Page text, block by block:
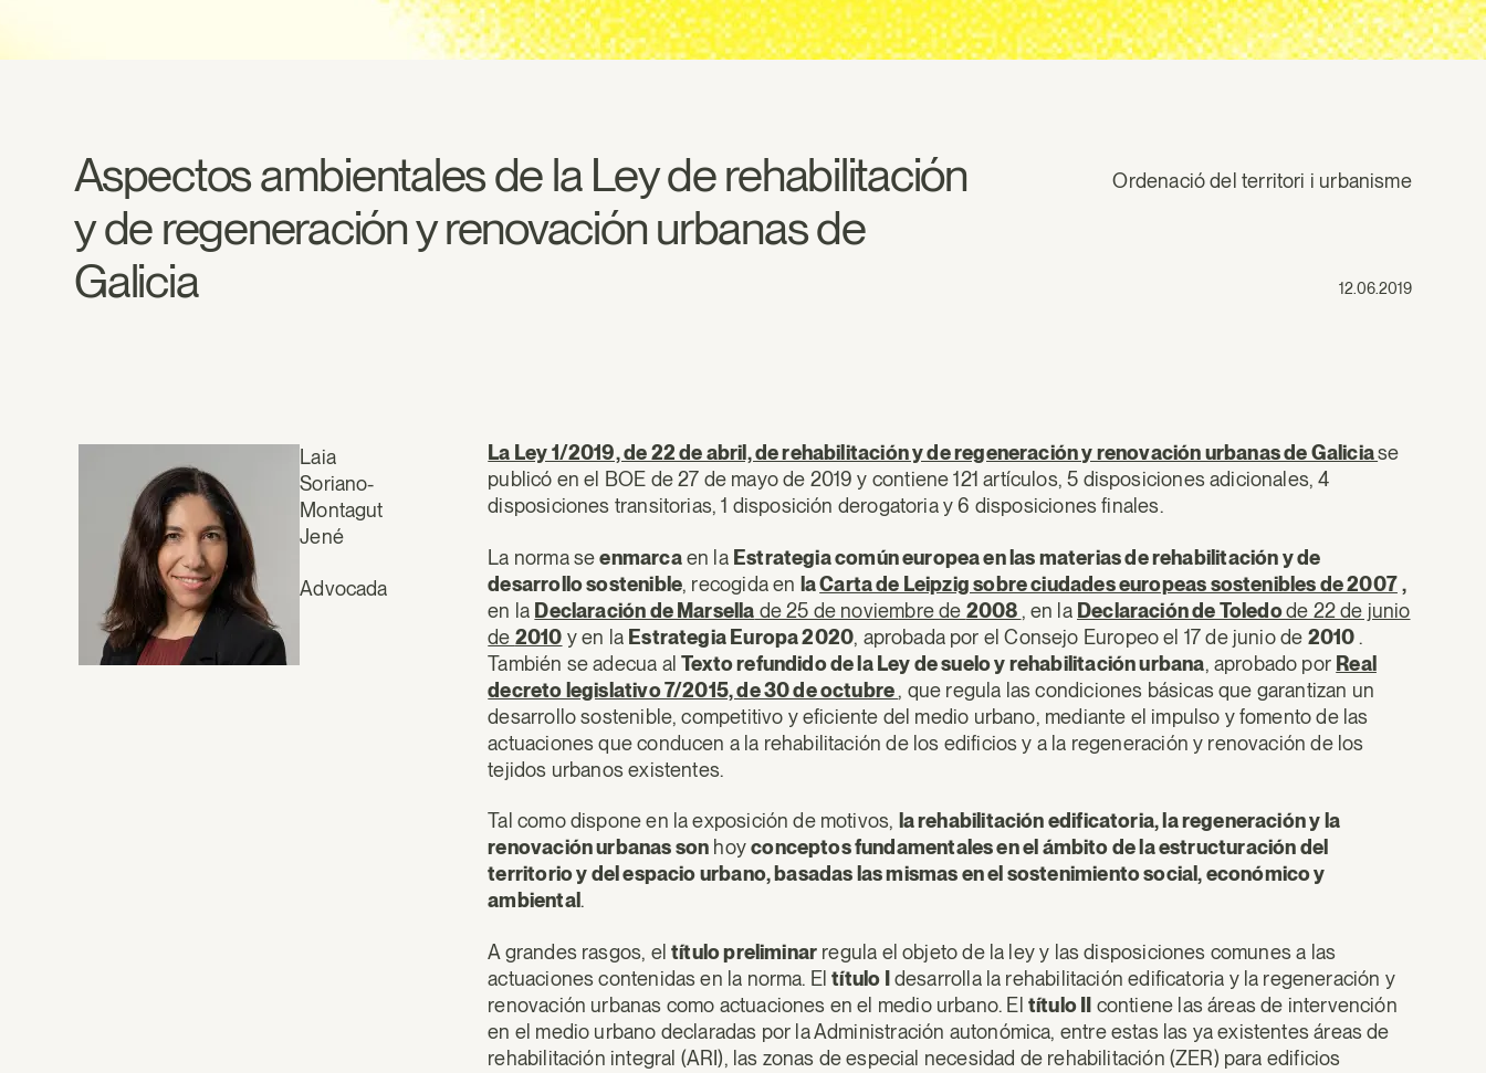
Aspectos ambientales de la Ley de rehabilitación
y de regeneración y renovación urbanas de
Galicia
12.06.2019
Ordenació del territori i urbanisme
La Ley 1/2019, de 22 de abril, de rehabilitación y de regeneración y renovación urbanas de Galiciase
publicó en el BOE de 27 de mayo de 2019 y contiene 121 artículos, 5 disposiciones adicionales, 4
disposiciones transitorias, 1 disposición derogatoria y 6 disposiciones finales.
La norma seenmarcaen la Estrategia común europea en las materias de rehabilitación y de
desarrollo sostenible, recogida en laCarta de Leipzig sobre ciudades europeas sostenibles de 2007,
en la Declaración de Marsella de 25 de noviembre de 2008 , en la Declaración de Toledode 22 de junio
de 2010 y en la Estrategia Europa 2020, aprobada por el Consejo Europeo el 17 de junio de 2010 .
También se adecua alTexto refundido de la Ley de suelo y rehabilitación urbana, aprobado por Real
decreto legislativo 7/2015, de 30 de octubre, que regula las condiciones básicas que garantizan un
desarrollo sostenible, competitivo y eficiente del medio urbano, mediante el impulso y fomento de las
actuaciones que conducen a la rehabilitación de los edificios y a la regeneración y renovación de los
tejidos urbanos existentes.
Tal como dispone en la exposición de motivos, la rehabilitación edificatoria, la regeneración y la
renovación urbanas son hoyconceptos fundamentales en el ámbito de la estructuración del
territorio y del espacio urbano, basadas las mismas en el sostenimiento social, económico y
ambiental .
A grandes rasgos, eltítulo preliminar regula el objeto de la ley y las disposiciones comunes a las
actuaciones contenidas en la norma. Eltítulo Idesarrolla la rehabilitación edificatoria y la regeneración y
renovación urbanas como actuaciones en el medio urbano. El título II contiene las áreas de intervención
en el medio urbano declaradas por la Administración autonómica, entre estas las ya existentes áreas de
rehabilitación integral (ARI), las zonas de especial necesidad de rehabilitación (ZER) para edificios
Laia
Soriano-
Montagut
Jené
Advocada